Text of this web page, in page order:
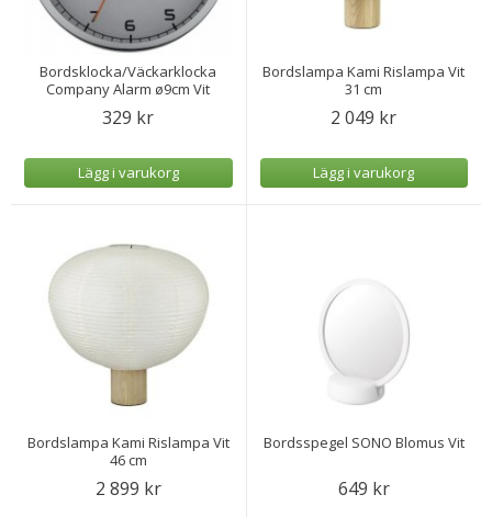
Bordsklocka/Väckarklocka
Company Alarm ø9cm Vit
329 kr
Lägg i varukorg
Bordslampa Kami Rislampa Vit
31 cm
2 049 kr
Lägg i varukorg
Bordslampa Kami Rislampa Vit
46 cm
2 899 kr
Bordsspegel SONO Blomus Vit
649 kr